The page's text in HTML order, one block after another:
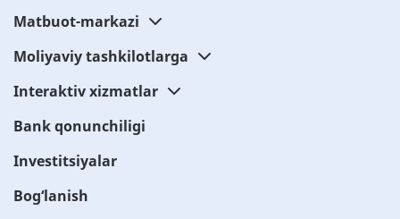
Matbuot-markazi
Moliyaviy tashkilotlarga
Interaktiv xizmatlar
Bank qonunchiligi
Investitsiyalar
Bog‘lanish